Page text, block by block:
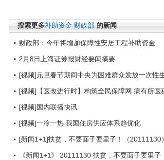
搜索更多补助资金 财政部 的新闻
财政部：今年将增加保障性安居工程补助资金
2月8日上海证券报财经要闻摘要
[视频]元旦春节期间中央为困难群众发放一次性
[视频]【医改进行时】构筑全民保障网 病有所医
[视频]国内联播快讯
[视频]一冷一热 我国住房供应体系趋优化
[新闻1+1]扶贫，不要面子要里子！（20111130）
《新闻1+1》 20111130 扶贫，不要面子要里子